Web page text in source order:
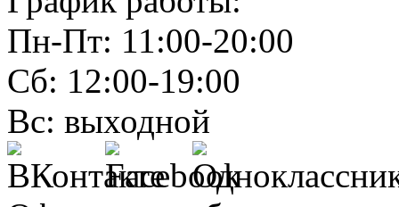
Пн-Пт: 11:00-20:00
Сб: 12:00-19:00
Вс: выходной